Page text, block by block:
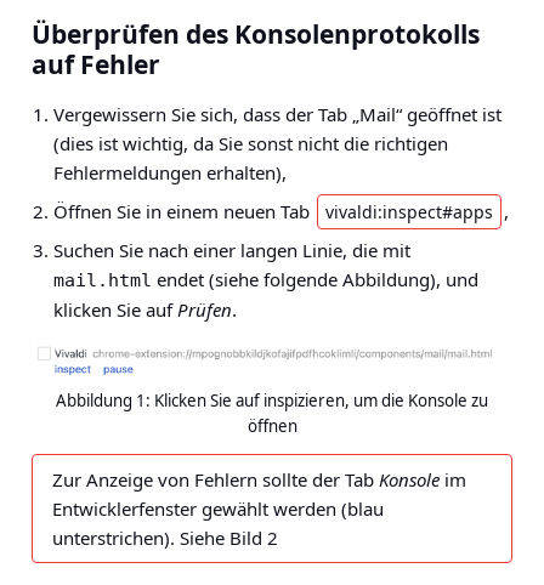
Überprüfen des Konsolenprotokolls
auf Fehler
Vergewissern Sie sich, dass der Tab „Mail“ geöffnet ist
(dies ist wichtig, da Sie sonst nicht die richtigen
Fehlermeldungen erhalten),
Öffnen Sie in einem neuen Tab
vivaldi:inspect#apps ,
Suchen Sie nach einer langen Linie, die mit
mail.html endet (siehe folgende Abbildung), und
klicken Sie aufPrüfen.
Abbildung 1: Klicken Sie auf inspizieren, um die Konsole zu
öffnen
Zur Anzeige von Fehlern sollte der Tab Konsole im
Entwicklerfenster gewählt werden (blau
unterstrichen). Siehe Bild 2